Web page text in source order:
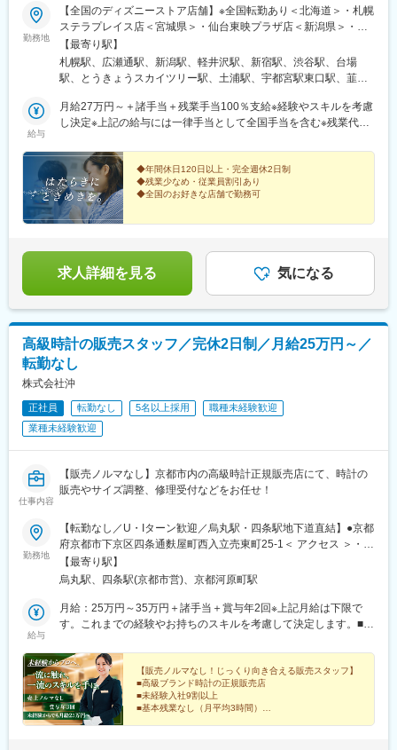
八潮駅、鴻巣駅、深谷駅、本庄早稲田駅、高坂駅、行田市駅、加
須駅、南羽生駅、桶川駅、坂戸駅(埼玉県)、若葉駅、高麗川駅、飯
能駅、吉川美南駅、西武秩父駅、神保原駅、鶴瀬駅、羽貫駅、和
戸駅、東武動物公園駅、西大宮駅、東宮原駅、武蔵浦和駅、南大
塚駅、東川口駅、獨協大学前駅、上熊谷駅、三郷中央駅、戸田駅
(埼玉県)、蓮田駅、白岡駅、寄居駅、葭川公園駅、海浜幕張駅、ス
ポーツセンター駅、鎌取駅、京成幕張駅、南船橋駅、海神駅、柏
駅、松戸駅、新鎌ケ谷駅、牛込神楽坂駅、三越前駅、溜池山王
駅、西新宿駅、西早稲田駅、春日駅(東京都)、上野広小路駅、とう
きょうスカイツリー駅、国際展示場駅、亀戸水神駅、五反田駅、
九品仏駅、蓮沼駅、二子新地駅、西太子堂駅、千歳船橋駅、神泉
駅、代官山駅、要町駅、東池袋駅、牛田駅(東京都)、府中駅(東京
都)、京王多摩川駅、立川駅、京王八王子駅、高島町駅、平沼橋
ケ崎駅、逗子駅、海老名駅(相鉄・小田急)、鶴見駅、入谷駅(神奈
川県)、北与野駅、川越市駅、東飯能駅、御花畑駅、加茂宮駅、中
浦和駅、栄町駅(千葉県)、幕張駅、東海神駅、初富駅、茅場町駅、
赤坂見附駅、麻布十番駅、内幸町駅、東新宿駅、新宿西口駅、下
落合駅、御徒町駅、曳舟駅、東京国際クルーズターミナル駅、東
京ビッグサイト駅、不動前駅、表参道駅、代々木公園駅、東池袋
四丁目駅、京成関屋駅、府中本町駅、立川南駅、日本大通り駅、
関内駅、八丁畷駅、武蔵溝ノ口駅、柳小路駅、宮原駅、千葉中央
駅
勤務地
【全国のディズニーストア店舗】※全国転勤あり＜北海道＞・札幌
ステラプレイス店＜宮城県＞・仙台東映プラザ店＜新潟県＞・新
潟万代ビルボードプレイス店＜長野県＞・軽井沢・プリンスショ
ッピングプラザ店＜東京都＞・本社・ディズニーフラッグシップ
東京・渋谷公園通り店・新宿高島屋店・お台場アクアシティ店・
ール店＜栃木県＞・宇都宮福田屋ショッピングプラザ店＜群馬県
＞・太田イオンモール店＜千葉県＞・東京ディズニーリゾート
店＜静岡県＞・ららぽーと沼津店・浜松遠鉄店＜愛知県＞・岡崎
イオンモール店＜岐阜県＞・岐阜マーサ店＜京都府＞・京都ポル
タ店＜大阪府＞・梅田HEP FIVE店・ルクア大阪店＜兵庫県＞・三
宮クレフィ店＜奈良県＞・橿原イオンモール店＜滋賀県＞・草津
イオンモール店＜岡山県＞・岡山イオンモール店＜広島県＞・ミ
【最寄り駅】
札幌駅、広瀬通駅、新潟駅、軽井沢駅、新宿駅、渋谷駅、台場
駅、とうきょうスカイツリー駅、土浦駅、宇都宮駅東口駅、韮川
駅、京都駅、大阪梅田駅(阪急線)、大阪駅、三宮・花時計前駅、金
橋駅、瀬田駅(滋賀県)、岡山駅、広島駅、天神駅、虎ノ門ヒルズ
新宿三丁目駅、東京テレポート駅、押上駅、リゾートゲートウェ
イ・ステーション駅、浜松駅、九条駅(京都府)、梅田駅(地下鉄)、
大阪梅田駅(阪神線)、神戸三宮駅(阪急・神戸高速)、岡山駅前駅、
西鉄福岡駅、虎ノ門駅、北１２条駅、勾当台公園駅、代々木駅、
お台場海浜公園駅、本所吾妻橋駅、東京ディズニーランド・ステ
公園駅、猿猴橋町駅、天神南駅、神谷町駅
給与
月給27万円～＋諸手当＋残業手当100％支給※経験やスキルを考慮
し決定※上記の給与には一律手当として全国手当を含む※残業代は
◆年間休日120日以上・完全週休2日制
◆残業少なめ・従業員割引あり
◆全国のお好きな店舗で勤務可
求人詳細を見る 気になる
高級時計の販売スタッフ／完休2日制／月給25万円～／
転勤なし
株式会社沖
正社員 転勤なし 5名以上採用
職種未経験歓迎
業種未経験歓迎
仕事内容
【販売ノルマなし】京都市内の高級時計正規販売店にて、時計の
販売やサイズ調整、修理受付などをお任せ！
勤務地
【転勤なし／U・Iターン歓迎／烏丸駅・四条駅地下道直結】●京都
府京都市下京区四条通麩屋町西入立売東町25-1＜ アクセス ＞・阪
急京都線「烏丸駅」より徒歩3分・地下鉄烏丸線「四条駅」より徒
歩7分★雨の日も、濡れずに通勤可能！百貨店や商業施設が集まる
実しており、京都市内はもちろん近隣エリアからの通勤もしやす
い環境です。※受動喫煙対策：オフィス内禁煙
【最寄り駅】
烏丸駅、四条駅(京都市営)、京都河原町駅
給与
月給：25万円～35万円＋諸手当＋賞与年2回※上記月給は下限で
す。これまでの経験やお持ちのスキルを考慮して決定します。■
は“接客の質”。数字だけでは見えにくい『日々の姿勢』や『誠実
さ』が評価の基準になります。もちろん接客以外の取り組みも評
価対象です。データ管理や備品管理など、店舗運営を支える業務
への責任感や主体性もきちんと評価につなげていきます。
【販売ノルマなし！じっくり向き合える販売スタッフ】
■高級ブランド時計の正規販売店
■未経験入社9割以上
■基本残業なし（月平均3時間）